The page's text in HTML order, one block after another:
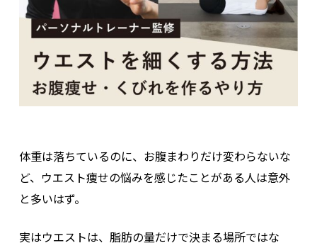
体重は落ちているのに、お腹まわりだけ変わらないな
ど、ウエスト痩せの悩みを感じたことがある人は意外
と多いはず。
実はウエストは、脂肪の量だけで決まる場所ではな